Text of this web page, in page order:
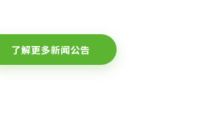
了解更多新闻公告